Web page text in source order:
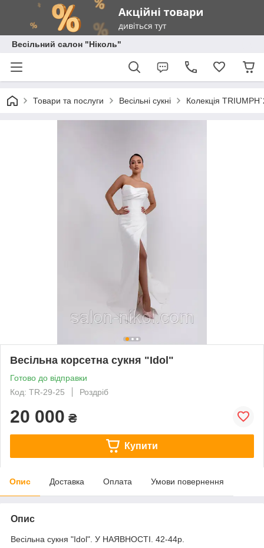
Весільний салон "Ніколь"
Товари та послуги Весільні сукні Колекція
Весільна корсетна сукня "Idol"
Готово до відправки
Код: TR-29-25
Роздріб
20 000 ₴
Купити
Опис Доставка Оплата Умови повернення
Опис
Весільна сукня "Idol". У НАЯВНОСТІ. 42-44р.